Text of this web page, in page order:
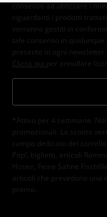
consenso ad utilizzare i
riguardanti i prodotti
verranno gestiti in
tale consenso in
presente in ogni newsletter.
Clicca qui per annullare
*Attivo per 4 settimane.
promozionali. Lo sconto
campo dedicato del
Pop!, biglietti, articoli
Hosen, Feine Sahne
articoli che prevedono una
promo.